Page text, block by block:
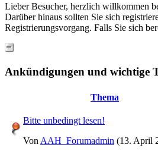
Lieber Besucher, herzlich willkommen
Darüber hinaus sollten Sie sich
Registrierungsvorgang. Falls Sie sich
Ankündigungen und wichtige
Thema
Bitte unbedingt lesen!
Von AAH_Forumadmin (13. April